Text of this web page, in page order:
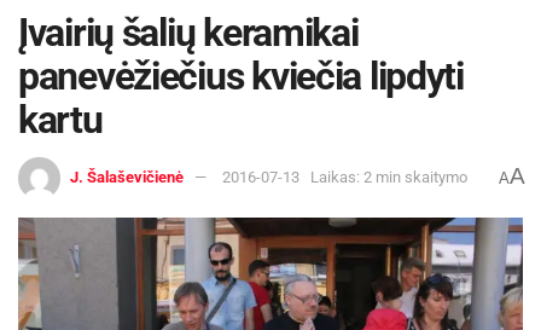
Įvairių šalių keramikai
panevėžiečius kviečia lipdyti
kartu
J. Šalaševičienė 2016-07-13 Laikas: 2 min skaitymo AA